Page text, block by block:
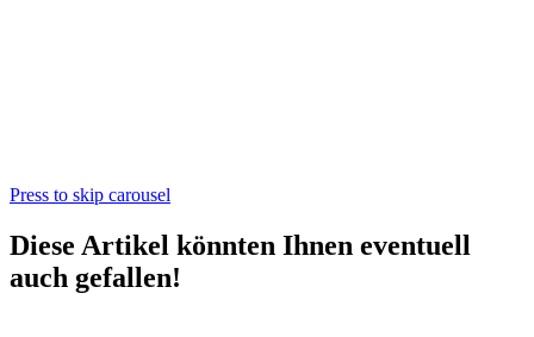
Press to skip carousel
Diese Artikel könnten Ihnen eventuell
auch gefallen!